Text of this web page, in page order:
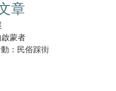
章
啟蒙者
：民俗踩街